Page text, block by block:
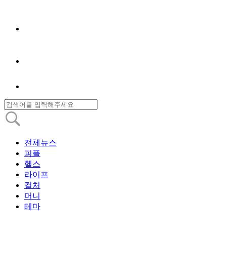
전체뉴스
피플
헬스
라이프
컬처
머니
테마